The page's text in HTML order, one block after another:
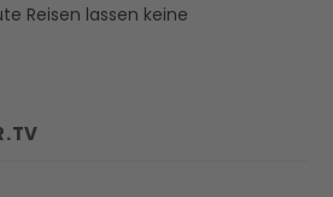
Reisen lassen keine